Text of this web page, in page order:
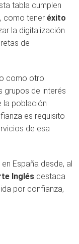
tabla cumplen
como tener éxito
la digitalización
de
como otro
grupos de interés
la población
es requisito
de esa
España desde, al
Inglés destaca
por confianza,